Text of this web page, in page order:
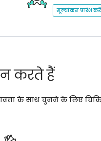
मूल्यांकन प्रारंभ करें
करते हैं
के साथ चुनने के लिए